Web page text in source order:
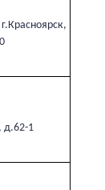
д.62-1